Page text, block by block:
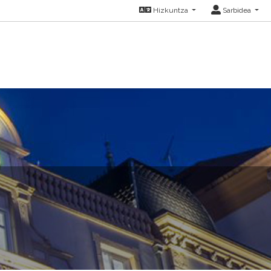
Hizkuntza Sarbidea